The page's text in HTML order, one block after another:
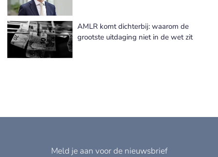
AMLR komt dichterbij: waarom de
grootste uitdaging niet in de wet zit
Meld je aan voor de nieuwsbrief